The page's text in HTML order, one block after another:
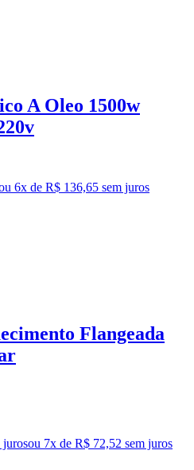
A Oleo 1500w
6x de R$ 136,65 sem juros
Flangeada
jurosou 7x de R$ 72,52 sem juros